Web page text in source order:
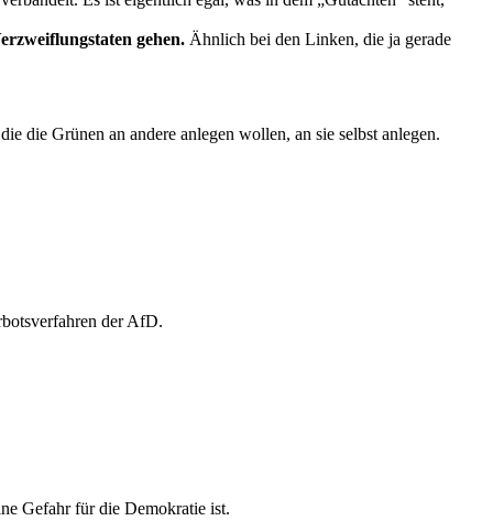
gehen. Ähnlich bei den Linken, die ja gerade
die Grünen an andere anlegen wollen, an sie selbst anlegen.
der AfD.
Gefahr für die Demokratie ist.